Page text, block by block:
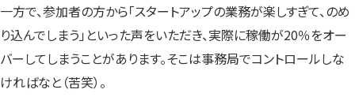
一方で、参加者の方から「スタートアップの業務が楽しすぎて、のめ
り込んでしまう」といった声をいただき、実際に稼働が20％をオー
バーしてしまうことがあります。そこは事務局でコントロールしな
ければなと（苦笑）。